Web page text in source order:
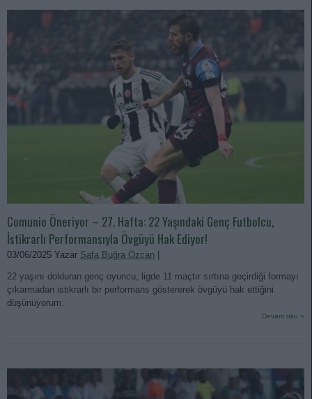
Comunio Öneriyor – 27. Hafta: 22 Yaşındaki Genç Futbolcu,
İstikrarlı Performansıyla Övgüyü Hak Ediyor!
03/06/2025 Yazar Safa Buğra Özcan
22 yaşını dolduran genç oyuncu, ligde 11 maçtır sırtına geçirdiği formayı
çıkarmadan istikrarlı bir performans göstererek övgüyü hak ettiğini
düşünüyorum.
Devam oku »